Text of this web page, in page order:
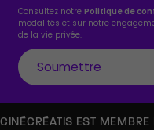
Consultez notrePolitique de
modalités et sur notre
de la vie privée.
CINÉCRÉATIS EST MEMBRE